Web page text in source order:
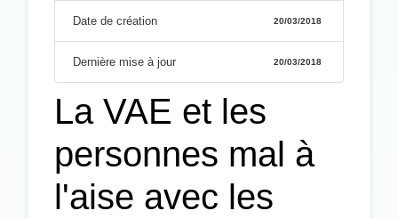
Date de création 20/03/2018
Dernière mise à jour 20/03/2018
La VAE et les
personnes mal à
l'aise avec les